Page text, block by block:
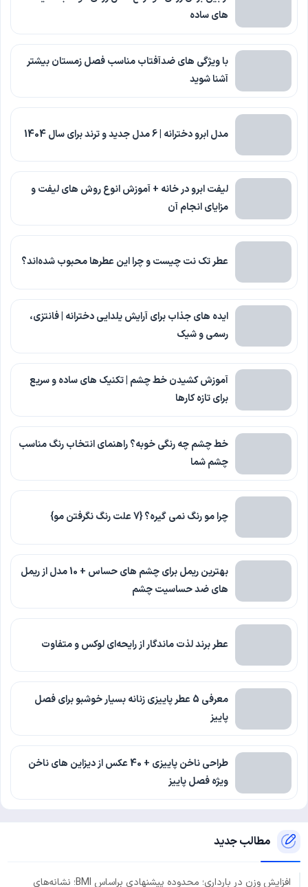
های ساده
با ویژگی های ضدآفتاب مناسب فصل زمستان بیشتر
آشنا شوید
مدل ابرو دخترانه | 6 مدل جدید و ترند برای سال 1404
لیفت ابرو در خانه + آموزش انوع روش های لیفت و
مزایای انجام آن
عطر تک نت چیست و چرا این عطرها محبوب شده‌اند؟
ایده های جذاب برای آرایش یلدایی دخترانه | فانتزی،
رسمی و شیک
آموزش کشیدن خط چشم | تکنیک های ساده و سریع
برای تازه کارها
خط چشم چه رنگی خوبه؟ راهنمای انتخاب رنگ مناسب
چشم شما
چرا مو رنگ نمی گیره؟ {7 علت رنگ نگرفتن مو}
بهترین ریمل برای چشم های حساس + 10 مدل از ریمل
های ضد حساسیت چشم
عطر برند لذت ماندگار از رایحه‌ای لوکس و متفاوت
معرفی 5 عطر پاییزی زنانه بسیار خوشبو برای فصل
پاییز
طراحی ناخن پاییزی + 40 عکس از دیزاین های ناخن
ویژه فصل پاییز
مطالب جدید
افزایش وزن در بارداری؛ محدوده پیشنهادی براساس BMI؛ نشانه‌های